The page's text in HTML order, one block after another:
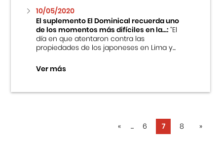
10/05/2020
El suplemento El Dominical recuerda uno
de los momentos más difíciles en la...:“El
día en que atentaron contra las
propiedades de los japoneses en Lima y...
Ver más
« ... 6 7 8 »